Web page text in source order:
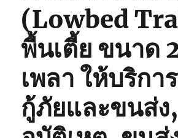
(Lowbed
พื้นเตี้ย ขนาด
เพลา ให้บริกา
กู้ภัยและขนส่ง